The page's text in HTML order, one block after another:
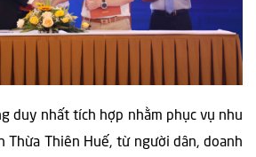
duy nhất tích hợp nhằm phục vụ nhu
Thừa Thiên Huế, từ người dân, doanh